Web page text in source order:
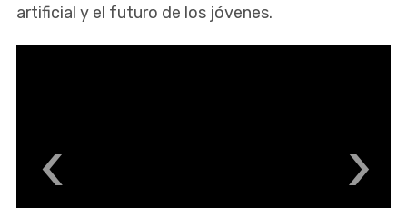
artificial y el futuro de los jóvenes.
‹ ›